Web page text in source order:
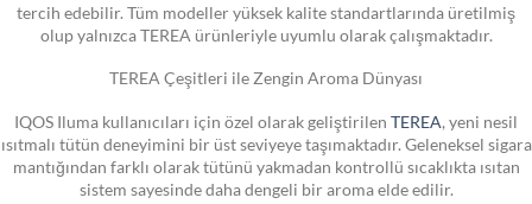
tercih edebilir. Tüm modeller yüksek kalite standartlarında üretilmiş
olup yalnızca TEREA ürünleriyle uyumlu olarak çalışmaktadır.
TEREA Çeşitleri ile Zengin Aroma Dünyası
IQOS Iluma kullanıcıları için özel olarak geliştirilen TEREA, yeni nesil
ısıtmalı tütün deneyimini bir üst seviyeye taşımaktadır. Geleneksel sigara
mantığından farklı olarak tütünü yakmadan kontrollü sıcaklıkta ısıtan
sistem sayesinde daha dengeli bir aroma elde edilir.